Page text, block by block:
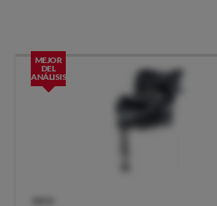
MEJOR
DEL
ANÁLISIS